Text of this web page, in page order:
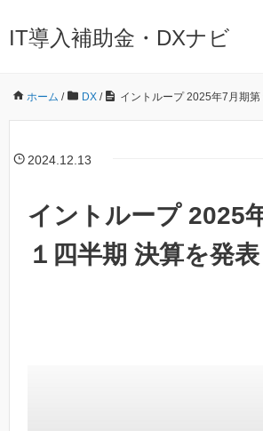
IT導入補助金・DXナビ
ホーム / DX / イントループ 2025年7月期
2024.12.13
イントループ 2025
１四半期 決算を発表